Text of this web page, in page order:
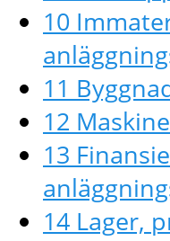
10
11
12
13
14 Lager,